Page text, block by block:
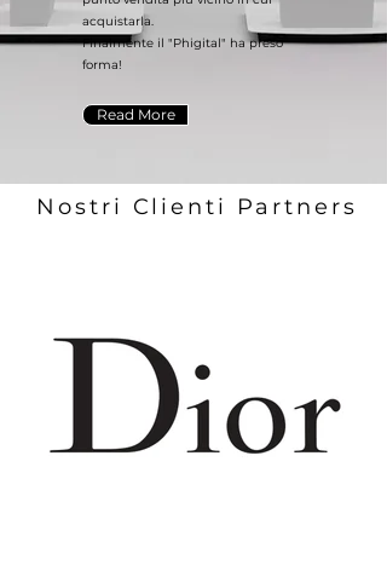
acquistarla.
Finalmente il "Phigital" ha preso
forma!
Read More
Nostri Clienti Partners